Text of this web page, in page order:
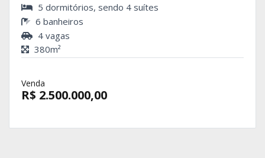
5 dormitórios, sendo 4 suítes
6 banheiros
4 vagas
380m²
Venda
R$ 2.500.000,00